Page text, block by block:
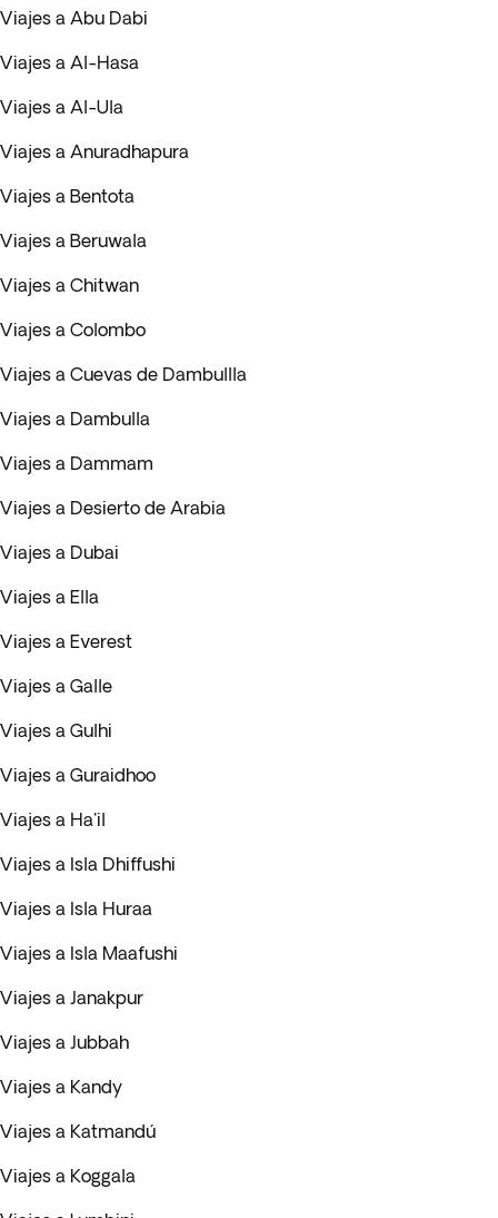
Viajes a Abu Dabi
Viajes a Al-Hasa
Viajes a Al-Ula
Viajes a Anuradhapura
Viajes a Bentota
Viajes a Beruwala
Viajes a Chitwan
Viajes a Colombo
Viajes a Cuevas de Dambullla
Viajes a Dambulla
Viajes a Dammam
Viajes a Desierto de Arabia
Viajes a Dubai
Viajes a Ella
Viajes a Everest
Viajes a Galle
Viajes a Gulhi
Viajes a Guraidhoo
Viajes a Ha'il
Viajes a Isla Dhiffushi
Viajes a Isla Huraa
Viajes a Isla Maafushi
Viajes a Janakpur
Viajes a Jubbah
Viajes a Kandy
Viajes a Katmandú
Viajes a Koggala